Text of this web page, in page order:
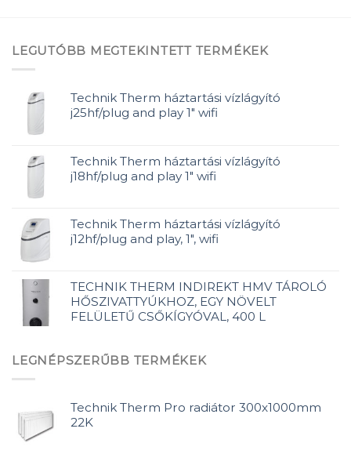
LEGUTÓBB MEGTEKINTETT TERMÉKEK
Technik Therm háztartási vízlágyító
j25hf/plug and play 1" wifi
Technik Therm háztartási vízlágyító
j18hf/plug and play 1" wifi
Technik Therm háztartási vízlágyító
j12hf/plug and play, 1", wifi
TECHNIK THERM INDIREKT HMV TÁROLÓ
HŐSZIVATTYÚKHOZ, EGY NÖVELT
FELÜLETŰ CSŐKÍGYÓVAL, 400 L
LEGNÉPSZERŰBB TERMÉKEK
Technik Therm Pro radiátor 300x1000mm
22K